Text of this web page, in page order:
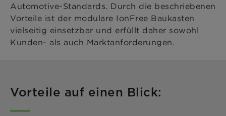
Automotive-Standards. Durch die beschriebenen
Vorteile ist der modulare IonFree Baukasten
vielseitig einsetzbar und erfüllt daher sowohl
Kunden- als auch Marktanforderungen.
Vorteile auf einen Blick: